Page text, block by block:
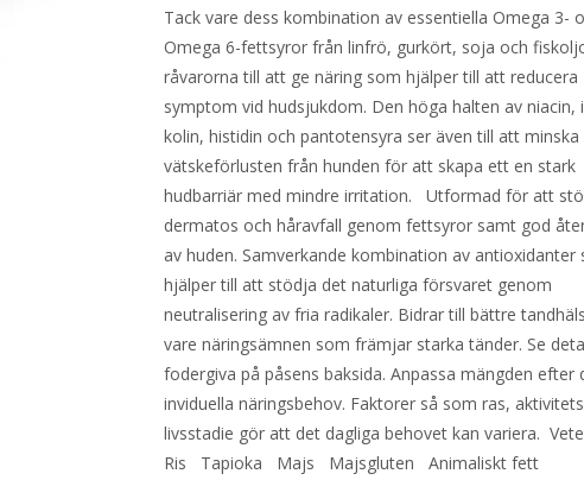
Tack vare dess kombination av essentiella Omega 3-
Omega 6-fettsyror från linfrö, gurkört, soja och
råvarorna till att ge näring som hjälper till att reducera
symptom vid hudsjukdom. Den höga halten av niacin,
kolin, histidin och pantotensyra ser även till att minska
vätskeförlusten från hunden för att skapa ett en stark
hudbarriär med mindre irritation. Utformad för att
dermatos och håravfall genom fettsyror samt god
av huden. Samverkande kombination av antioxidanter
hjälper till att stödja det naturliga försvaret genom
neutralisering av fria radikaler. Bidrar till bättre
vare näringsämnen som främjar starka tänder. Se
fodergiva på påsens baksida. Anpassa mängden efter
inviduella näringsbehov. Faktorer så som ras,
livsstadie gör att det dagliga behovet kan variera.
Ris Tapioka Majs Majsgluten Animaliskt fett